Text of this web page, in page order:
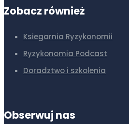
Zobacz również
Ksiegarnia Ryzykonomii
Ryzykonomia Podcast
Doradztwo i szkolenia
Obserwuj nas